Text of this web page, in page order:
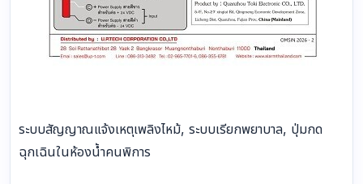
ระบบสัญญาณแจ้งเหตุเพลิงไหม้, ระบบเรียกพยาบาล, ปุ่มกด
ฉุกเฉินในห้องน้ำคนพิการ